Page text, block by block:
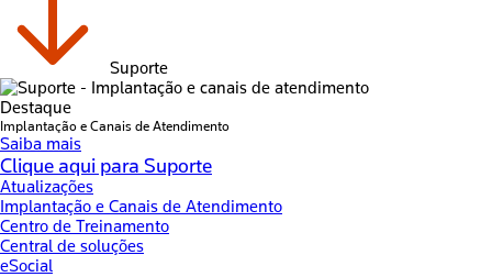
Suporte
Destaque
Implantação e Canais de Atendimento
Saiba mais
Clique aqui para Suporte
Atualizações
Implantação e Canais de Atendimento
Centro de Treinamento
Central de soluções
eSocial